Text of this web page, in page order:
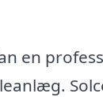
en